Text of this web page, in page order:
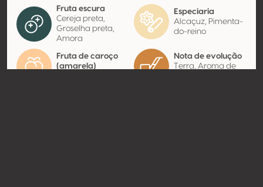
Fruta escura
Cereja preta,
Groselha preta,
Amora
Especiaria
Alcaçuz, Pimenta-
do-reino
Fruta de caroço
(amarela)
Nota de evolução
Terra, Aroma de